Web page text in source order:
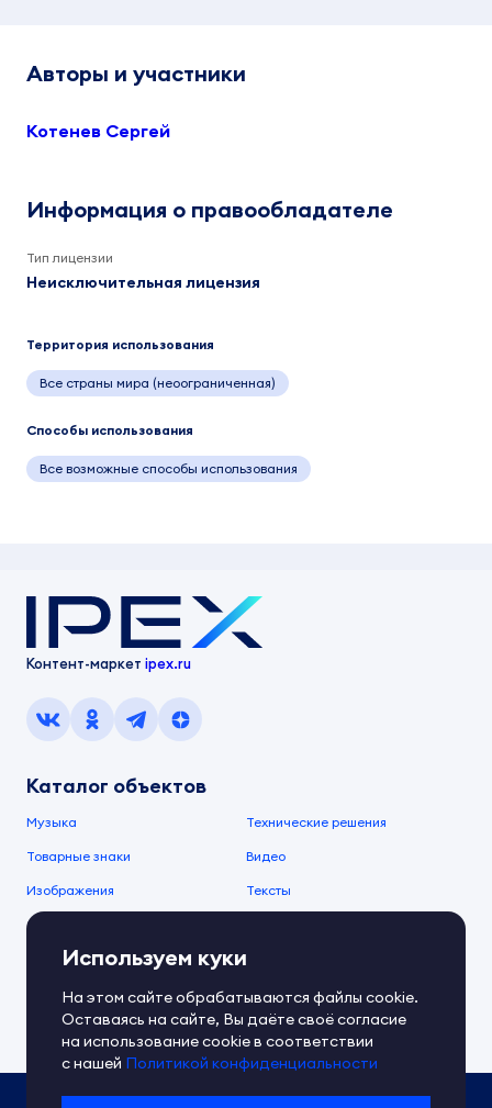
Авторы и участники
Котенев Сергей
Информация о правообладателе
Тип лицензии
Неисключительная лицензия
Территория использования
Все страны мира (неоограниченная)
Способы использования
Все возможные способы использования
Контент-маркет ipex.ru
Каталог объектов
Музыка Технические решения
Товарные знаки Видео
Изображения Тексты
О компании
О сервисе
Документы IPEX Справочный центр
Контакты Обратная связь
Политика IPEX по обработке ПД
Используем куки
На этом сайте обрабатываются файлы cookie.
Оставаясь на сайте, Вы даёте своё согласие
на использование cookie в соответствии
с нашей Политикой конфиденциальности